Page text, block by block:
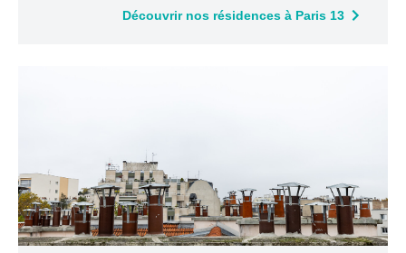
Découvrir nos résidences à Paris 13